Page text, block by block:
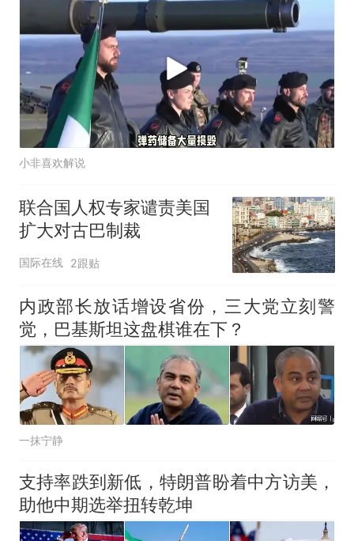
小非喜欢解说
联合国人权专家谴责美国
扩大对古巴制裁
国际在线 2跟贴
内政部长放话增设省份，三大党立刻警
觉，巴基斯坦这盘棋谁在下？
一抹宁静
支持率跌到新低，特朗普盼着中方访美，
助他中期选举扭转乾坤